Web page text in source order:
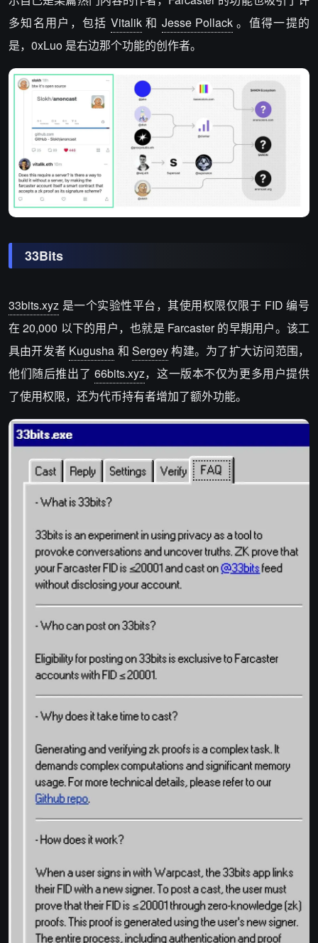
多知名用户，包括 Vitalik和 Jesse Pollack 。值得一提的
是，0xLuo 是右边那个功能的创作者。
33Bits
33bits.xyz 是一个实验性平台，其使用权限仅限于 FID 编号
在 20,000 以下的用户，也就是 Farcaster 的早期用户。该工
具由开发者 Kugusha 和Sergey构建。为了扩大访问范围，
他们随后推出了 66bits.xyz，这一版本不仅为更多用户提供
了使用权限，还为代币持有者增加了额外功能。